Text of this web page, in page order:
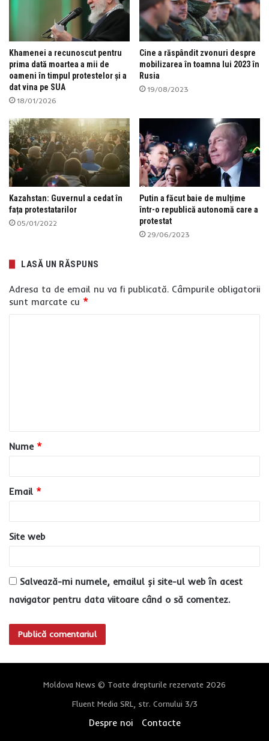
Khamenei a recunoscut pentru
prima dată moartea a mii de
oameni în timpul protestelor și a
dat vina pe SUA
18/01/2026
Cine a răspândit zvonuri despre
mobilizarea în toamna lui 2023 în
Rusia
19/08/2023
Kazahstan: Guvernul a cedat în
fața protestatarilor
05/01/2022
Putin a făcut baie de mulțime
într-o republică autonomă care a
protestat
29/06/2023
LASĂ UN RĂSPUNS
Adresa ta de email nu va fi publicată. Câmpurile obligatorii
sunt marcate cu *
a
r
*
Nume *
Email *
Site web
Salvează-mi numele, emailul și site-ul web în acest
navigator pentru data viitoare când o să comentez.
Moldova News © Toate drepturile rezervate 2026
Fluent Media SRL, str. Cornului 3/3
Despre noi Contacte